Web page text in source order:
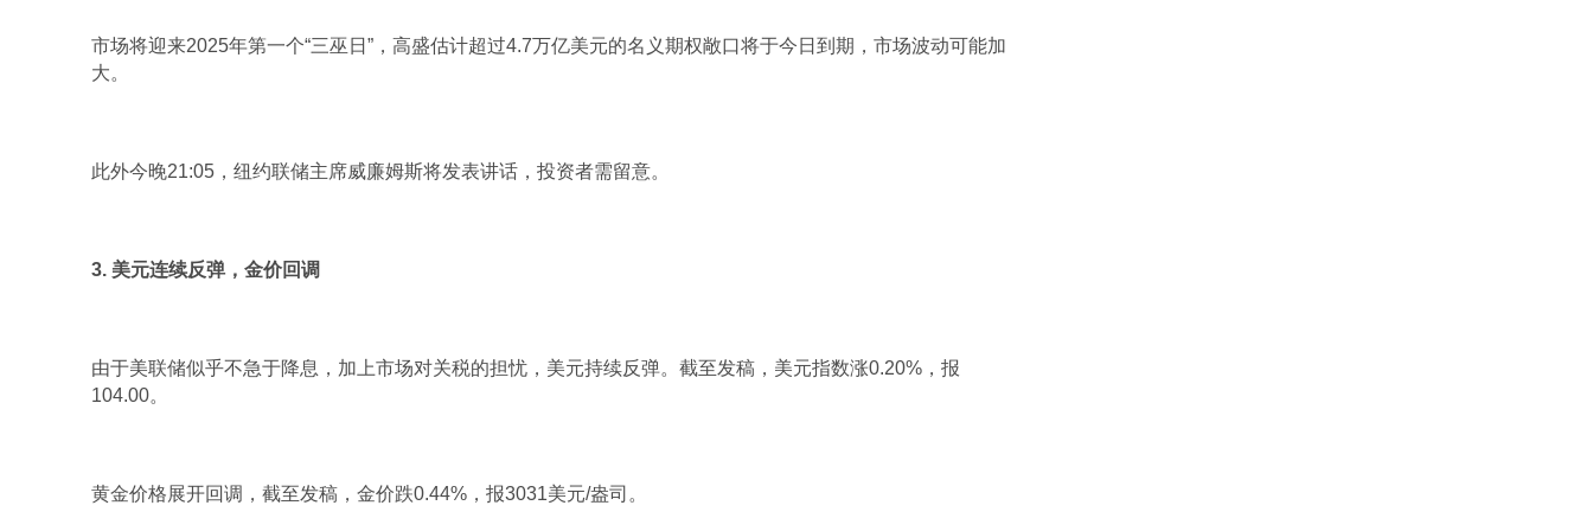
市场将迎来2025年第一个“三巫日”，高盛估计超过4.7万亿美元的名义期权敞口将于今日到期，市场波动可能加
大。
此外今晚21:05，纽约联储主席威廉姆斯将发表讲话，投资者需留意。
3. 美元连续反弹，金价回调
由于美联储似乎不急于降息，加上市场对关税的担忧，美元持续反弹。截至发稿，美元指数涨0.20%，报
104.00。
黄金价格展开回调，截至发稿，金价跌0.44%，报3031美元/盎司。